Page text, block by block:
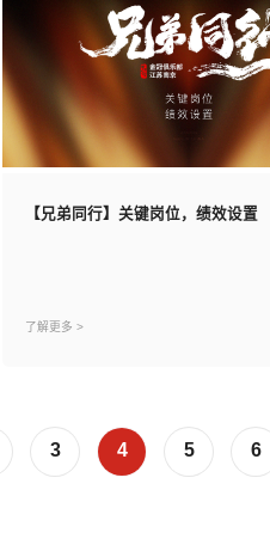
【兄弟同行】关键岗位，绩效设置
了解更多 >
3 4 5 6